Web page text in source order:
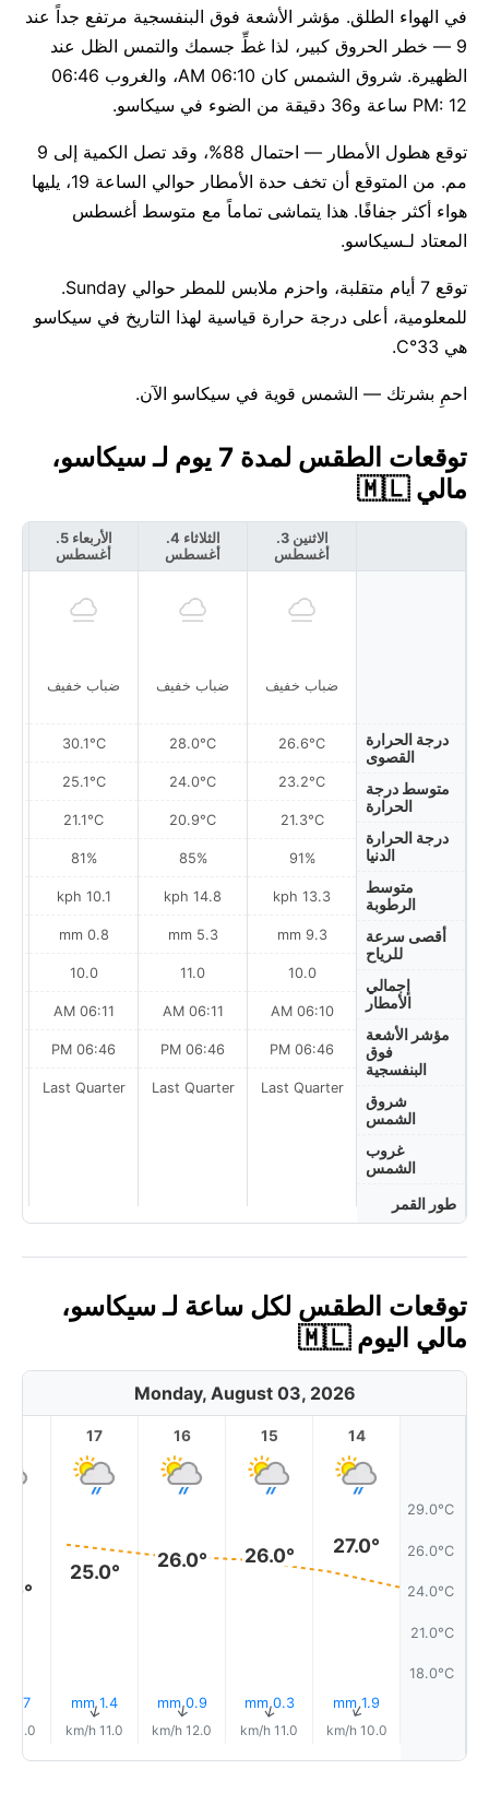
في الهواء الطلق. مؤشر الأشعة فوق البنفسجية مرتفع جداً عند
9 — خطر الحروق كبير، لذا غطِّ جسمك والتمس الظل عند
الظهيرة. شروق الشمس كان 06:10 AM، والغروب 06:46
PM: 12 ساعة و36 دقيقة من الضوء في سيكاسو.
توقع هطول الأمطار — احتمال 88%، وقد تصل الكمية إلى 9
مم. من المتوقع أن تخف حدة الأمطار حوالي الساعة 19، يليها
هواء أكثر جفافًا. هذا يتماشى تماماً مع متوسط أغسطس
المعتاد لـسيكاسو.
توقع 7 أيام متقلبة، واحزم ملابس للمطر حوالي Sunday.
للمعلومية، أعلى درجة حرارة قياسية لهذا التاريخ في سيكاسو
هي 33°C.
احمِ بشرتك — الشمس قوية في سيكاسو الآن.
توقعات الطقس لمدة 7 يوم لـ سيكاسو،
مالي 🇲🇱
درجة الحرارة
القصوى
متوسط درجة
الحرارة
درجة الحرارة
الدنيا
متوسط
الرطوبة
أقصى سرعة
للرياح
إجمالي
الأمطار
مؤشر الأشعة
فوق
البنفسجية
شروق
الشمس
غروب
الشمس
طور القمر
الاثنين 3.
أغسطس
ضباب خفيف
26.6°C
23.2°C
21.3°C
91%
13.3 kph
9.3 mm
10.0
06:10 AM
06:46 PM
Last Quarter
الثلاثاء 4.
أغسطس
ضباب خفيف
28.0°C
24.0°C
20.9°C
85%
14.8 kph
5.3 mm
11.0
06:11 AM
06:46 PM
Last Quarter
الأربعاء 5.
أغسطس
ضباب خفيف
30.1°C
25.1°C
21.1°C
81%
10.1 kph
0.8 mm
10.0
06:11 AM
06:46 PM
Last Quarter
توقعات الطقس لكل ساعة لـ سيكاسو،
مالي اليوم 🇲🇱
Monday, August 03, 2026
29.0°C
26.0°C
24.0°C
21.0°C
18.0°C
14
27.0°
1.9 mm
↑
10.0 km/h
15
26.0°
0.3 mm
↑
11.0 km/h
16
26.0°
0.9 mm
↑
12.0 km/h
17
25.0°
1.4 mm
↑
11.0 km/h
1.7 mm
11.0 km/h